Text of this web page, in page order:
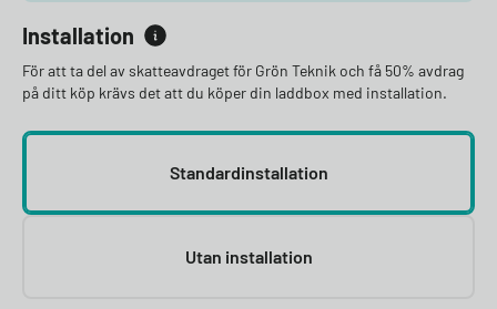
Installation
Standardinstallation
Utan installation
För att ta del av skatteavdraget för Grön Teknik och få 50% avdrag
på ditt köp krävs det att du köper din laddbox med installation.